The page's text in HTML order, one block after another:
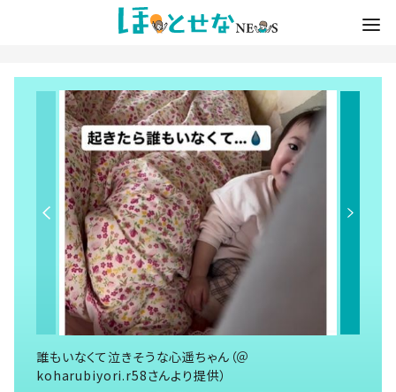
誰もいなくて泣きそうな心遥ちゃん（＠
koharubiyori.r58さんより提供）